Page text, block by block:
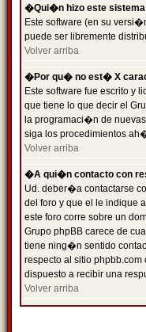
�Qui�n hizo este sistema
Este software (en su
puede ser libremente
Volver arriba
�Por qu� no est� X
Este software fue escrito y
que tiene lo que decir el
la programaci�n de
siga los procedimientos
Volver arriba
�A qui�n contacto con
Ud. deber�a contactarse
del foro y que el le indique
este foro corre sobre un
Grupo phpBB carece de
tiene ning�n sentido
respecto al sitio
dispuesto a recibir una
Volver arriba